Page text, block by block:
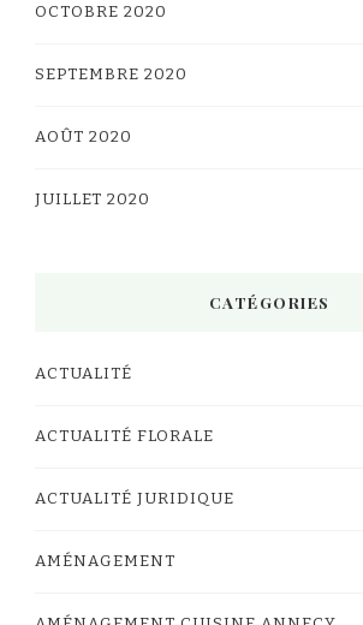
OCTOBRE 2020
SEPTEMBRE 2020
AOÛT 2020
JUILLET 2020
CATÉGORIES
ACTUALITÉ
ACTUALITÉ FLORALE
ACTUALITÉ JURIDIQUE
AMÉNAGEMENT